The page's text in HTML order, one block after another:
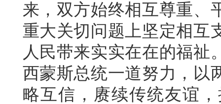
来，双方始终相互尊重、
重大关切问题上坚定相互
人民带来实实在在的福祉
西蒙斯总统一道努力，以
略互信，赓续传统友谊